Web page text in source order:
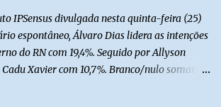
IPSensus divulgada nesta quinta-feira (25)
espontâneo, Álvaro Dias lidera as intenções
do RN com 19,4%. Seguido por Allyson
Cadu Xavier com 10,7%. Branco/nulo somaram